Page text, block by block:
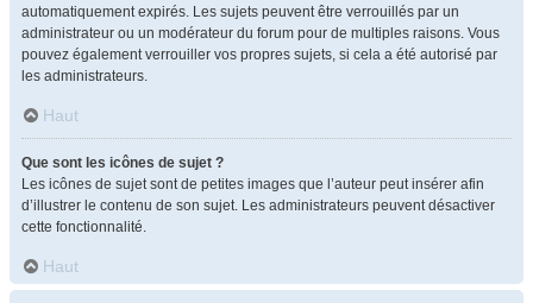
automatiquement expirés. Les sujets peuvent être verrouillés par un
administrateur ou un modérateur du forum pour de multiples raisons. Vous
pouvez également verrouiller vos propres sujets, si cela a été autorisé par
les administrateurs.
Haut
Que sont les icônes de sujet ?
Les icônes de sujet sont de petites images que l’auteur peut insérer afin
d’illustrer le contenu de son sujet. Les administrateurs peuvent désactiver
cette fonctionnalité.
Haut